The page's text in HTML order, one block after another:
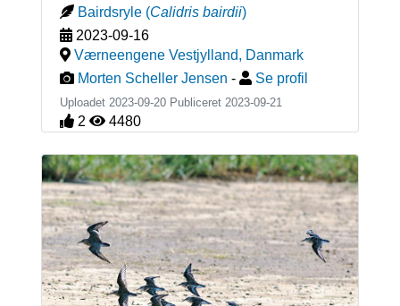
Bairdsryle (Calidris bairdii)
2023-09-16
Værneengene Vestjylland, Danmark
Morten Scheller Jensen - Se profil
Uploadet 2023-09-20 Publiceret 2023-09-21
2 4480